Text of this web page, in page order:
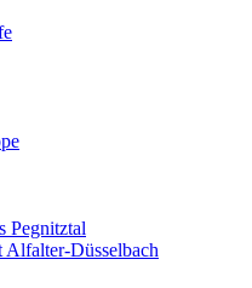
Pegnitztal
Alfalter-Düsselbach